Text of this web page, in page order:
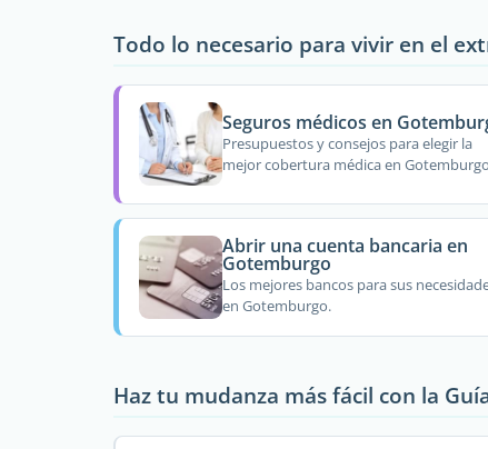
Todo lo necesario para vivir en el
Seguros médicos en
Presupuestos y consejos para elegir la
mejor cobertura médica en
Abrir una cuenta bancaria en
Gotemburgo
Los mejores bancos para sus
en Gotemburgo.
Haz tu mudanza más fácil con la